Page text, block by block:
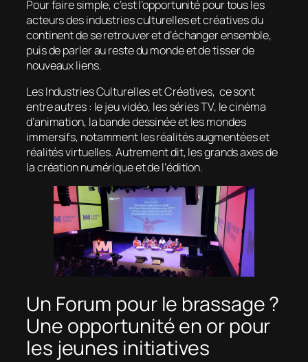
Pour faire simple, c’est l’opportunité pour tous les
acteurs des industries culturelles et créatives du
continent de se retrouver et d’échanger ensemble,
puis de parler au reste du monde et de tisser de
nouveaux liens.
Les Industries Culturelles et Créatives, ce sont
entre autres : le jeu vidéo, les séries TV, le cinéma
d’animation, la bande dessinée et les mondes
immersifs, notamment les réalités augmentées et
réalités virtuelles. Autrement dit, les grands axes de
la création numérique et de l’édition.
Un Forum pour le brassage ?
Une opportunité en or pour
les jeunes initiatives